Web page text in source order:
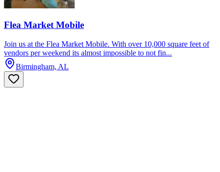
Flea Market Mobile
Join us at the Flea Market Mobile. With over 10,000 square feet of
vendors per weekend its almost impossible to not fin...
Birmingham, AL